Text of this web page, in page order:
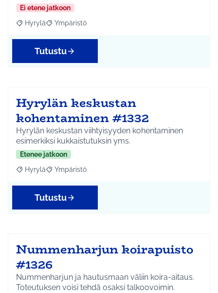
Ei etene jatkoon
Rajaa tulokset aihepiirin mukaan: Hyrylä
Hyrylä Rajaa tulokset teeman mukaan: Ympäristö
Ympäristö
Tutustu
Hyrylän keskustan
kohentaminen #1332
Hyrylän keskustan viihtyisyyden kohentaminen
esimerkiksi kukkaistutuksin yms.
Etenee jatkoon
Rajaa tulokset aihepiirin mukaan: Hyrylä
Hyrylä Rajaa tulokset teeman mukaan: Ympäristö
Ympäristö
Tutustu
Nummenharjun koirapuisto
#1326
Nummenharjun ja hautusmaan väliin koira-aitaus.
Toteutuksen voisi tehdä osaksi talkoovoimin.